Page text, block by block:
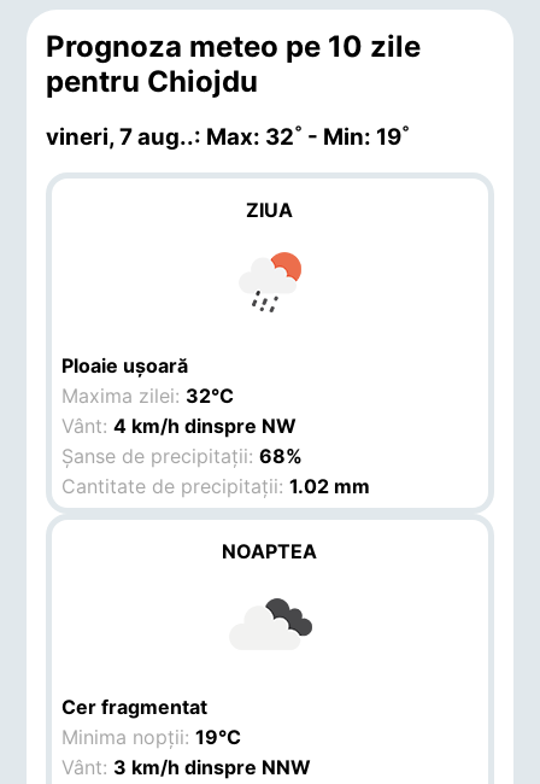
Prognoza meteo pe 10 zile
pentru Chiojdu
vineri, 7 aug..: Max: 32˚ - Min: 19˚
ZIUA
Ploaie ușoară
Maxima zilei: 32°C
Vânt:4 km/h dinspre NW
Șanse de precipitații:68%
Cantitate de precipitații:1.02 mm
NOAPTEA
Cer fragmentat
Minima nopții:19°C
Vânt: 3 km/h dinspre NNW